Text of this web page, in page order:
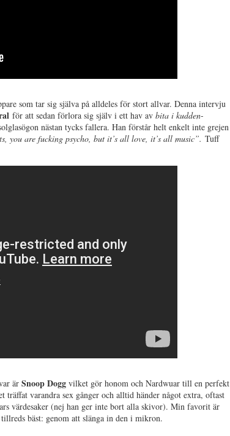
som tar sig själva på alldeles för stort allvar. Denna intervju
för att sedan förlora sig själv i ett hav avbita i kudden-
nästan tycks fallera. Han förstår helt enkelt inte grejen
you are fucking psycho, but it’s all love, it’s all music”.Tuff
ärSnoop Dogg vilket gör honom och Nardwuar till en perfekt
träffat varandra sex gånger och alltid händer något extra, oftast
värdesaker (nej han ger inte bort alla skivor). Min favorit är
bäst: genom att slänga in den i mikron.